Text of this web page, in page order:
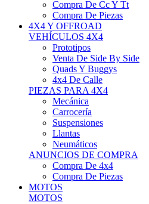
4X4 Y OFFROAD
VEHÍCULOS 4X4
Prototipos
Venta De Side By Side
Quads Y Buggys
4x4 De Calle
PIEZAS PARA 4X4
Mecánica
Carrocería
Suspensiones
Llantas
Neumáticos
ANUNCIOS DE COMPRA
Compra De 4x4
Compra De Piezas
MOTOS
MOTOS
Motos De Circuito